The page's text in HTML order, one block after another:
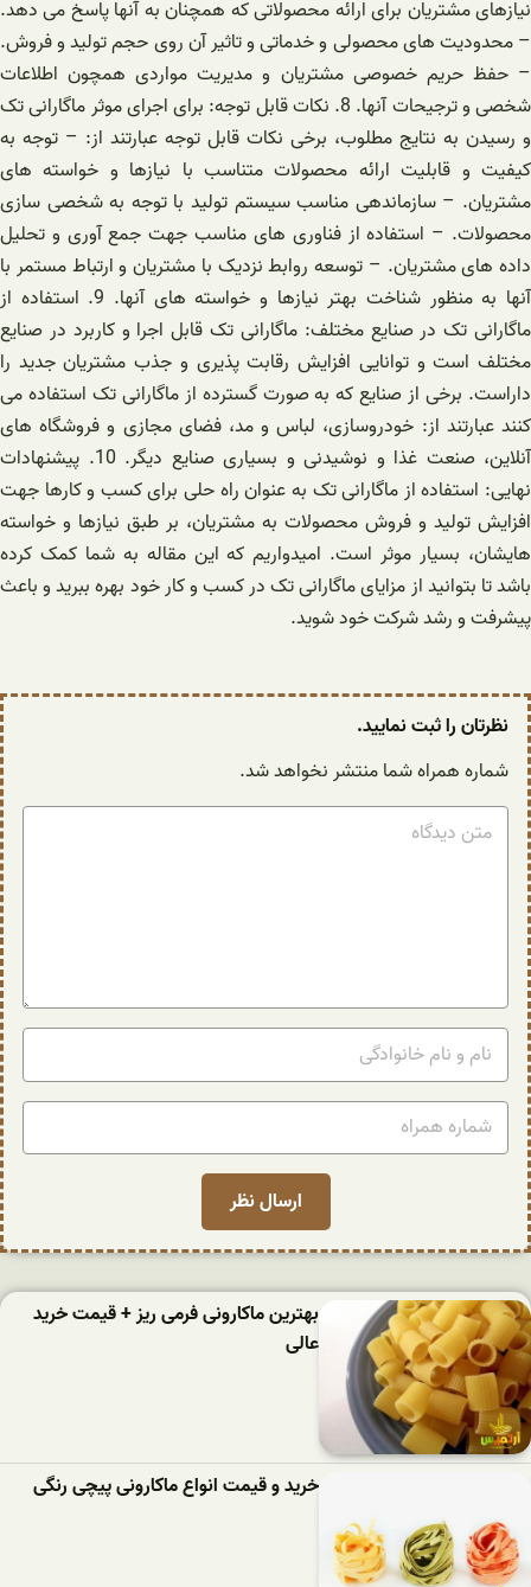
نیازهای مشتریان برای ارائه محصولاتی که همچنان به آنها پاسخ می دهد.
– محدودیت های محصولی و خدماتی و تاثیر آن روی حجم تولید و فروش.
– حفظ حریم خصوصی مشتریان و مدیریت مواردی همچون اطلاعات
شخصی و ترجیحات آنها. 8. نکات قابل توجه: برای اجرای موثر ماگارانی تک
و رسیدن به نتایج مطلوب، برخی نکات قابل توجه عبارتند از: – توجه به
کیفیت و قابلیت ارائه محصولات متناسب با نیازها و خواسته های
مشتریان. – سازماندهی مناسب سیستم تولید با توجه به شخصی سازی
محصولات. – استفاده از فناوری های مناسب جهت جمع آوری و تحلیل
داده های مشتریان. – توسعه روابط نزدیک با مشتریان و ارتباط مستمر با
آنها به منظور شناخت بهتر نیازها و خواسته های آنها. 9. استفاده از
ماگارانی تک در صنایع مختلف: ماگارانی تک قابل اجرا و کاربرد در صنایع
مختلف است و توانایی افزایش رقابت پذیری و جذب مشتریان جدید را
داراست. برخی از صنایع که به صورت گسترده از ماگارانی تک استفاده می
کنند عبارتند از: خودروسازی، لباس و مد، فضای مجازی و فروشگاه های
آنلاین، صنعت غذا و نوشیدنی و بسیاری صنایع دیگر. 10. پیشنهادات
نهایی: استفاده از ماگارانی تک به عنوان راه حلی برای کسب و کارها جهت
افزایش تولید و فروش محصولات به مشتریان، بر طبق نیازها و خواسته
هایشان، بسیار موثر است. امیدواریم که این مقاله به شما کمک کرده
باشد تا بتوانید از مزایای ماگارانی تک در کسب و کار خود بهره ببرید و باعث
پیشرفت و رشد شرکت خود شوید.
نظرتان را ثبت نمایید.
شماره همراه شما منتشر نخواهد شد.
بهترین ماکارونی فرمی ریز + قیمت خرید
عالی
خرید و قیمت انواع ماکارونی پیچی رنگی